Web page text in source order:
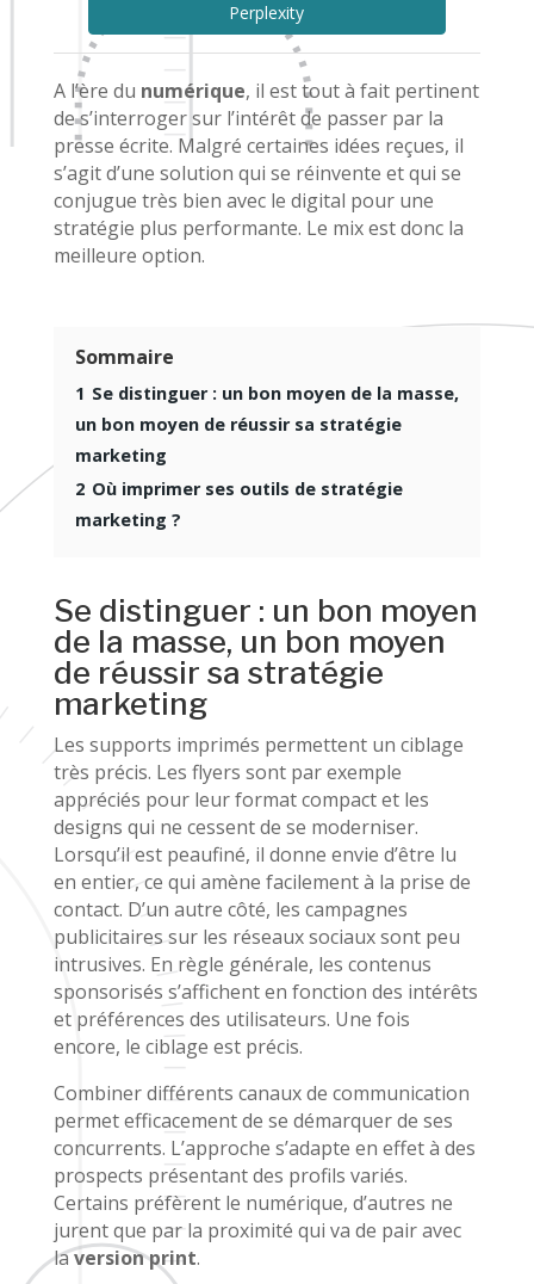
Perplexity
A l’ère du numérique, il est tout à fait pertinent
de s’interroger sur l’intérêt de passer par la
presse écrite. Malgré certaines idées reçues, il
s’agit d’une solution qui se réinvente et qui se
conjugue très bien avec le digital pour une
stratégie plus performante. Le mix est donc la
meilleure option.
Sommaire
1 Se distinguer : un bon moyen de la masse,
un bon moyen de réussir sa stratégie
marketing
2 Où imprimer ses outils de stratégie
marketing ?
Se distinguer : un bon moyen
de la masse, un bon moyen
de réussir sa stratégie
marketing
Les supports imprimés permettent un ciblage
très précis. Les flyers sont par exemple
appréciés pour leur format compact et les
designs qui ne cessent de se moderniser.
Lorsqu’il est peaufiné, il donne envie d’être lu
en entier, ce qui amène facilement à la prise de
contact. D’un autre côté, les campagnes
publicitaires sur les réseaux sociaux sont peu
intrusives. En règle générale, les contenus
sponsorisés s’affichent en fonction des intérêts
et préférences des utilisateurs. Une fois
encore, le ciblage est précis.
Combiner différents canaux de communication
permet efficacement de se démarquer de ses
concurrents. L’approche s’adapte en effet à des
prospects présentant des profils variés.
Certains préfèrent le numérique, d’autres ne
jurent que par la proximité qui va de pair avec
laversion print.